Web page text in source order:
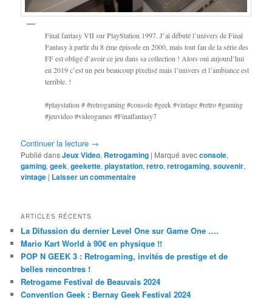
Final fantasy VII sur PlayStation 1997. J’ai débuté l’univers de Final
Fantasy à partir du 8 éme épisode en 2000, mais tout fan de la série des
FF est obligé d’avoir ce jeu dans sa collection ! Alors oui aujourd’hui
en 2019 c’est un peu beaucoup pixelisé mais l’univers et l’ambiance est
terrible. !
#playstation # #retrogaming #console #geek #vintage #retro #gaming
#jeuvideo #videogames #Finalfantasy7
Continuer la lecture →
Publié dansJeux Video, Retrogaming | Marqué avecconsole,
gaming,geek,geekette,playstation,retro,retrogaming,souvenir,
vintage | Laisser un commentaire
ARTICLES RÉCENTS
La Difussion du dernier Level One sur Game One ….
Mario Kart World à 90€ en physique !!
POP N GEEK 3 : Retrogaming, invités de prestige et de
belles rencontres !
Retrogame Festival de Beauvais 2024
Convention Geek : Bernay Geek Festival 2024